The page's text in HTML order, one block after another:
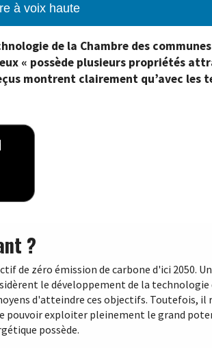
à voix haute
de la Chambre des
« possède plusieurs propriétés
montrent clairement qu’avec les
?
de zéro émission de carbone d'ici 2050.
le développement de la technologie
d'atteindre ces objectifs. Toutefois, il
pouvoir exploiter pleinement le grand
possède.